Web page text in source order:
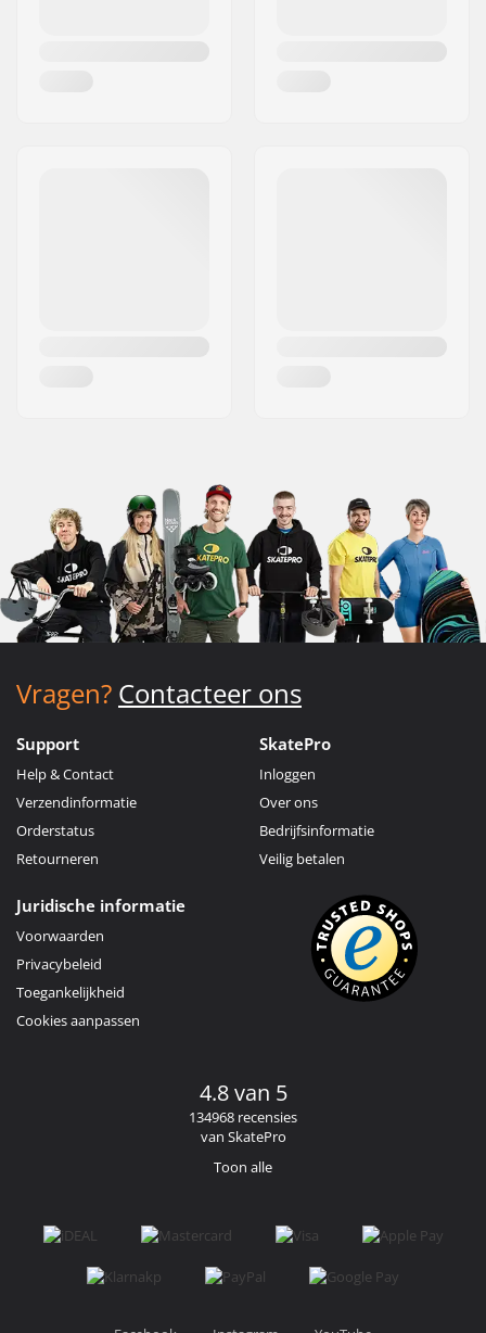
Vragen? Contacteer ons
Support
Help & Contact
Verzendinformatie
Orderstatus
Retourneren
SkatePro
Inloggen
Over ons
Bedrijfsinformatie
Veilig betalen
Juridische informatie
Voorwaarden
Privacybeleid
Toegankelijkheid
Cookies aanpassen
4.8 van 5
134968 recensies
van SkatePro
Toon alle